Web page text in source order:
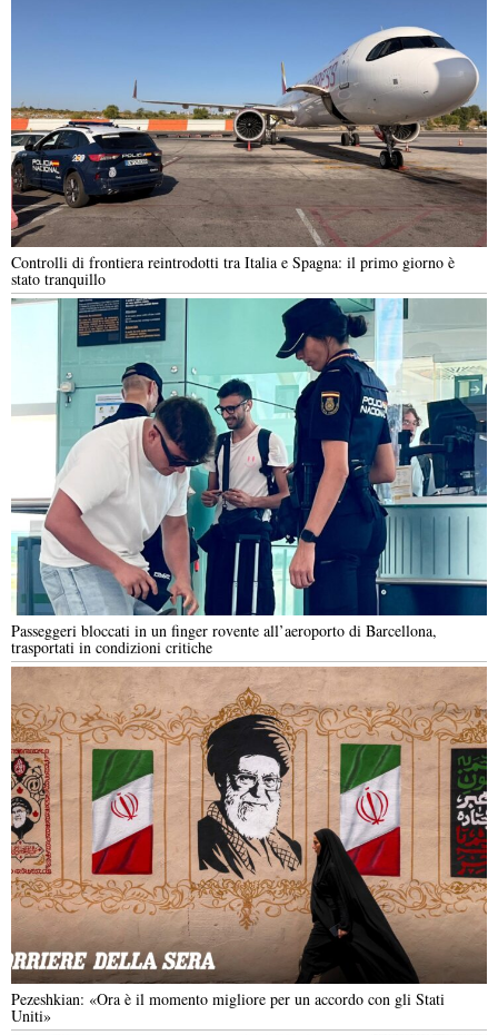
Controlli di frontiera reintrodotti tra Italia e Spagna: il primo giorno è
stato tranquillo
Passeggeri bloccati in un finger rovente all’aeroporto di Barcellona,
trasportati in condizioni critiche
Pezeshkian: «Ora è il momento migliore per un accordo con gli Stati
Uniti»